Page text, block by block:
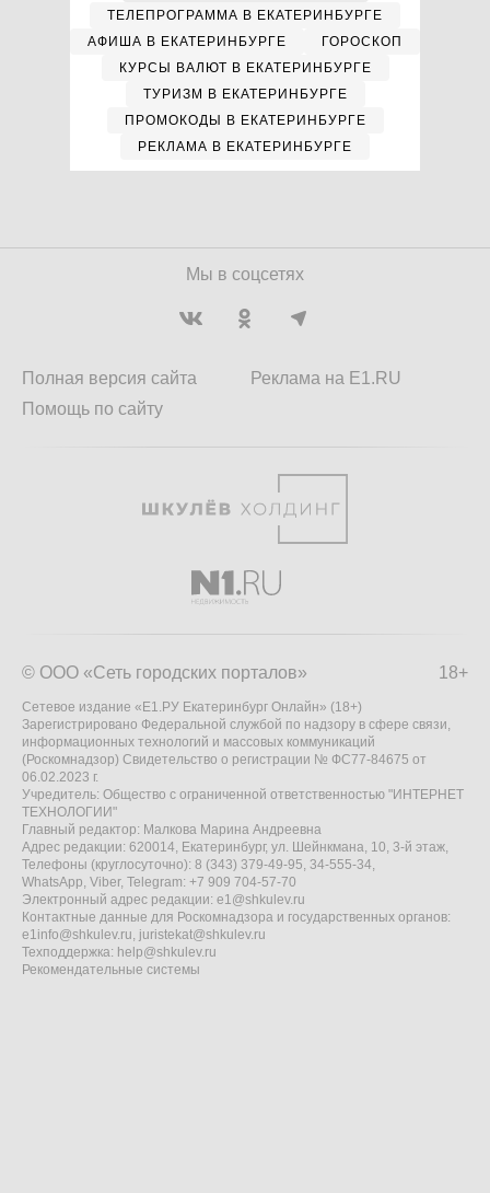
ТЕЛЕПРОГРАММА В ЕКАТЕРИНБУРГЕ
АФИША В ЕКАТЕРИНБУРГЕ
ГОРОСКОП
КУРСЫ ВАЛЮТ В ЕКАТЕРИНБУРГЕ
ТУРИЗМ В ЕКАТЕРИНБУРГЕ
ПРОМОКОДЫ В ЕКАТЕРИНБУРГЕ
РЕКЛАМА В ЕКАТЕРИНБУРГЕ
Мы в соцсетях
Полная версия сайта
Помощь по сайту
Реклама на E1.RU
18+
© ООО «Сеть городских порталов»
Сетевое издание «Е1.РУ Екатеринбург Онлайн» (18+)
Зарегистрировано Федеральной службой по надзору в сфере связи,
информационных технологий и массовых коммуникаций
(Роскомнадзор) Свидетельство о регистрации № ФС77-84675 от
06.02.2023 г.
Учредитель: Общество с ограниченной ответственностью "ИНТЕРНЕТ
ТЕХНОЛОГИИ"
Главный редактор: Малкова Марина Андреевна
Адрес редакции: 620014, Екатеринбург, ул. Шейнкмана, 10, 3-й этаж,
Телефоны (круглосуточно): 8 (343) 379-49-95, 34-555-34,
WhatsApp, Viber, Telegram: +7 909 704-57-70
Электронный адрес редакции: e1@shkulev.ru
Контактные данные для Роскомнадзора и государственных органов:
e1info@shkulev.ru, juristekat@shkulev.ru
Техподдержка: help@shkulev.ru
Рекомендательные системы